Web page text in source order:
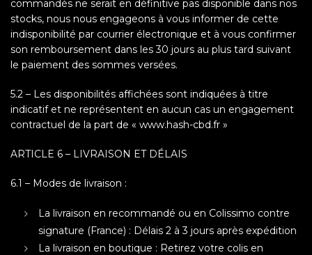
commandés ne serait en définitive pas disponible dans nos
stocks, nous nous engageons à vous informer de cette
indisponibilité par courrier électronique et à vous confirmer
son remboursement dans les 30 jours au plus tard suivant
le paiement des sommes versées.
5.2 – Les disponibilités affichées sont indiquées à titre
indicatif et ne représentent en aucun cas un engagement
contractuel de la part de « www.hash-cbd.fr »
ARTICLE 6 – LIVRAISON ET DÉLAIS
6.1 – Modes de livraison :
La livraison en recommandé ou en Colissimo contre
signature (France) : Délais 2 à 3 jours après expédition
La livraison en boutique : Retirez votre colis en